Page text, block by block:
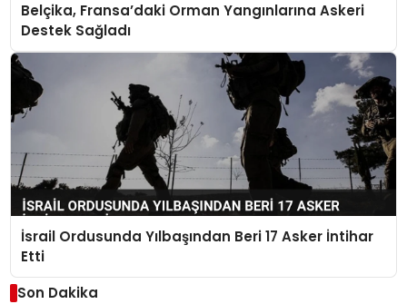
Belçika, Fransa’daki Orman Yangınlarına Askeri
Destek Sağladı
İsrail Ordusunda Yılbaşından Beri 17 Asker İntihar
Etti
Son Dakika